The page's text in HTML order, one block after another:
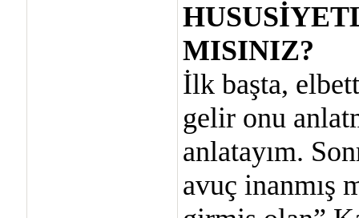
MISINIZ?
İlk başta,
gelir onu
anlatayım.
avuç inanmış